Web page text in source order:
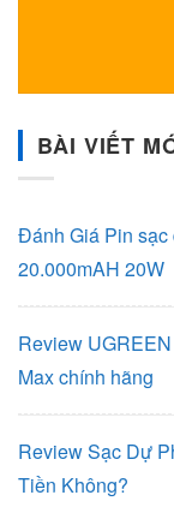
BÀI VIẾT
Đánh Giá Pin sạc
20.000mAH 20W
Review
Max chính hãng
Review Sạc Dự
Tiền Không?